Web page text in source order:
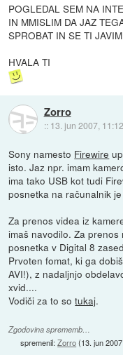
POGLEDAL SEM NA
IN MMISLIM DA JAZ
SPROBAT IN SE TI JAVIM
HVALA TI
Zorro
:: 13. jun 2007, 11:12
Sony namesto Firewire
isto. Jaz npr. imam
ima tako USB kot tudi
posnetka na računalnik
Za prenos videa iz
imaš navodilo. Za
posnetka v Digital 8
Prvoten fomat, ki ga
AVI!), z nadaljnjo
xvid....
Vodiči za to sotukaj.
Zgodovina sprememb…
spremenil:Zorro(13. jun